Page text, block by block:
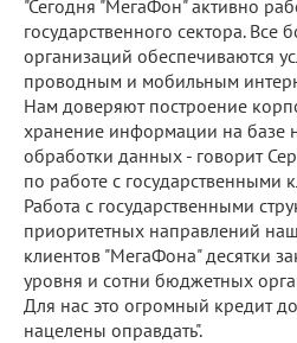
"Сегодня "МегаФон" активно
государственного сектора.
организаций обеспечиваются
проводным и мобильным
Нам доверяют построение
хранение информации на базе
обработки данных - говорит
по работе с государственными
Работа с государственными
приоритетных направлений
клиентов "МегаФона" десятки
уровня и сотни бюджетных
Для нас это огромный кредит
нацелены оправдать".